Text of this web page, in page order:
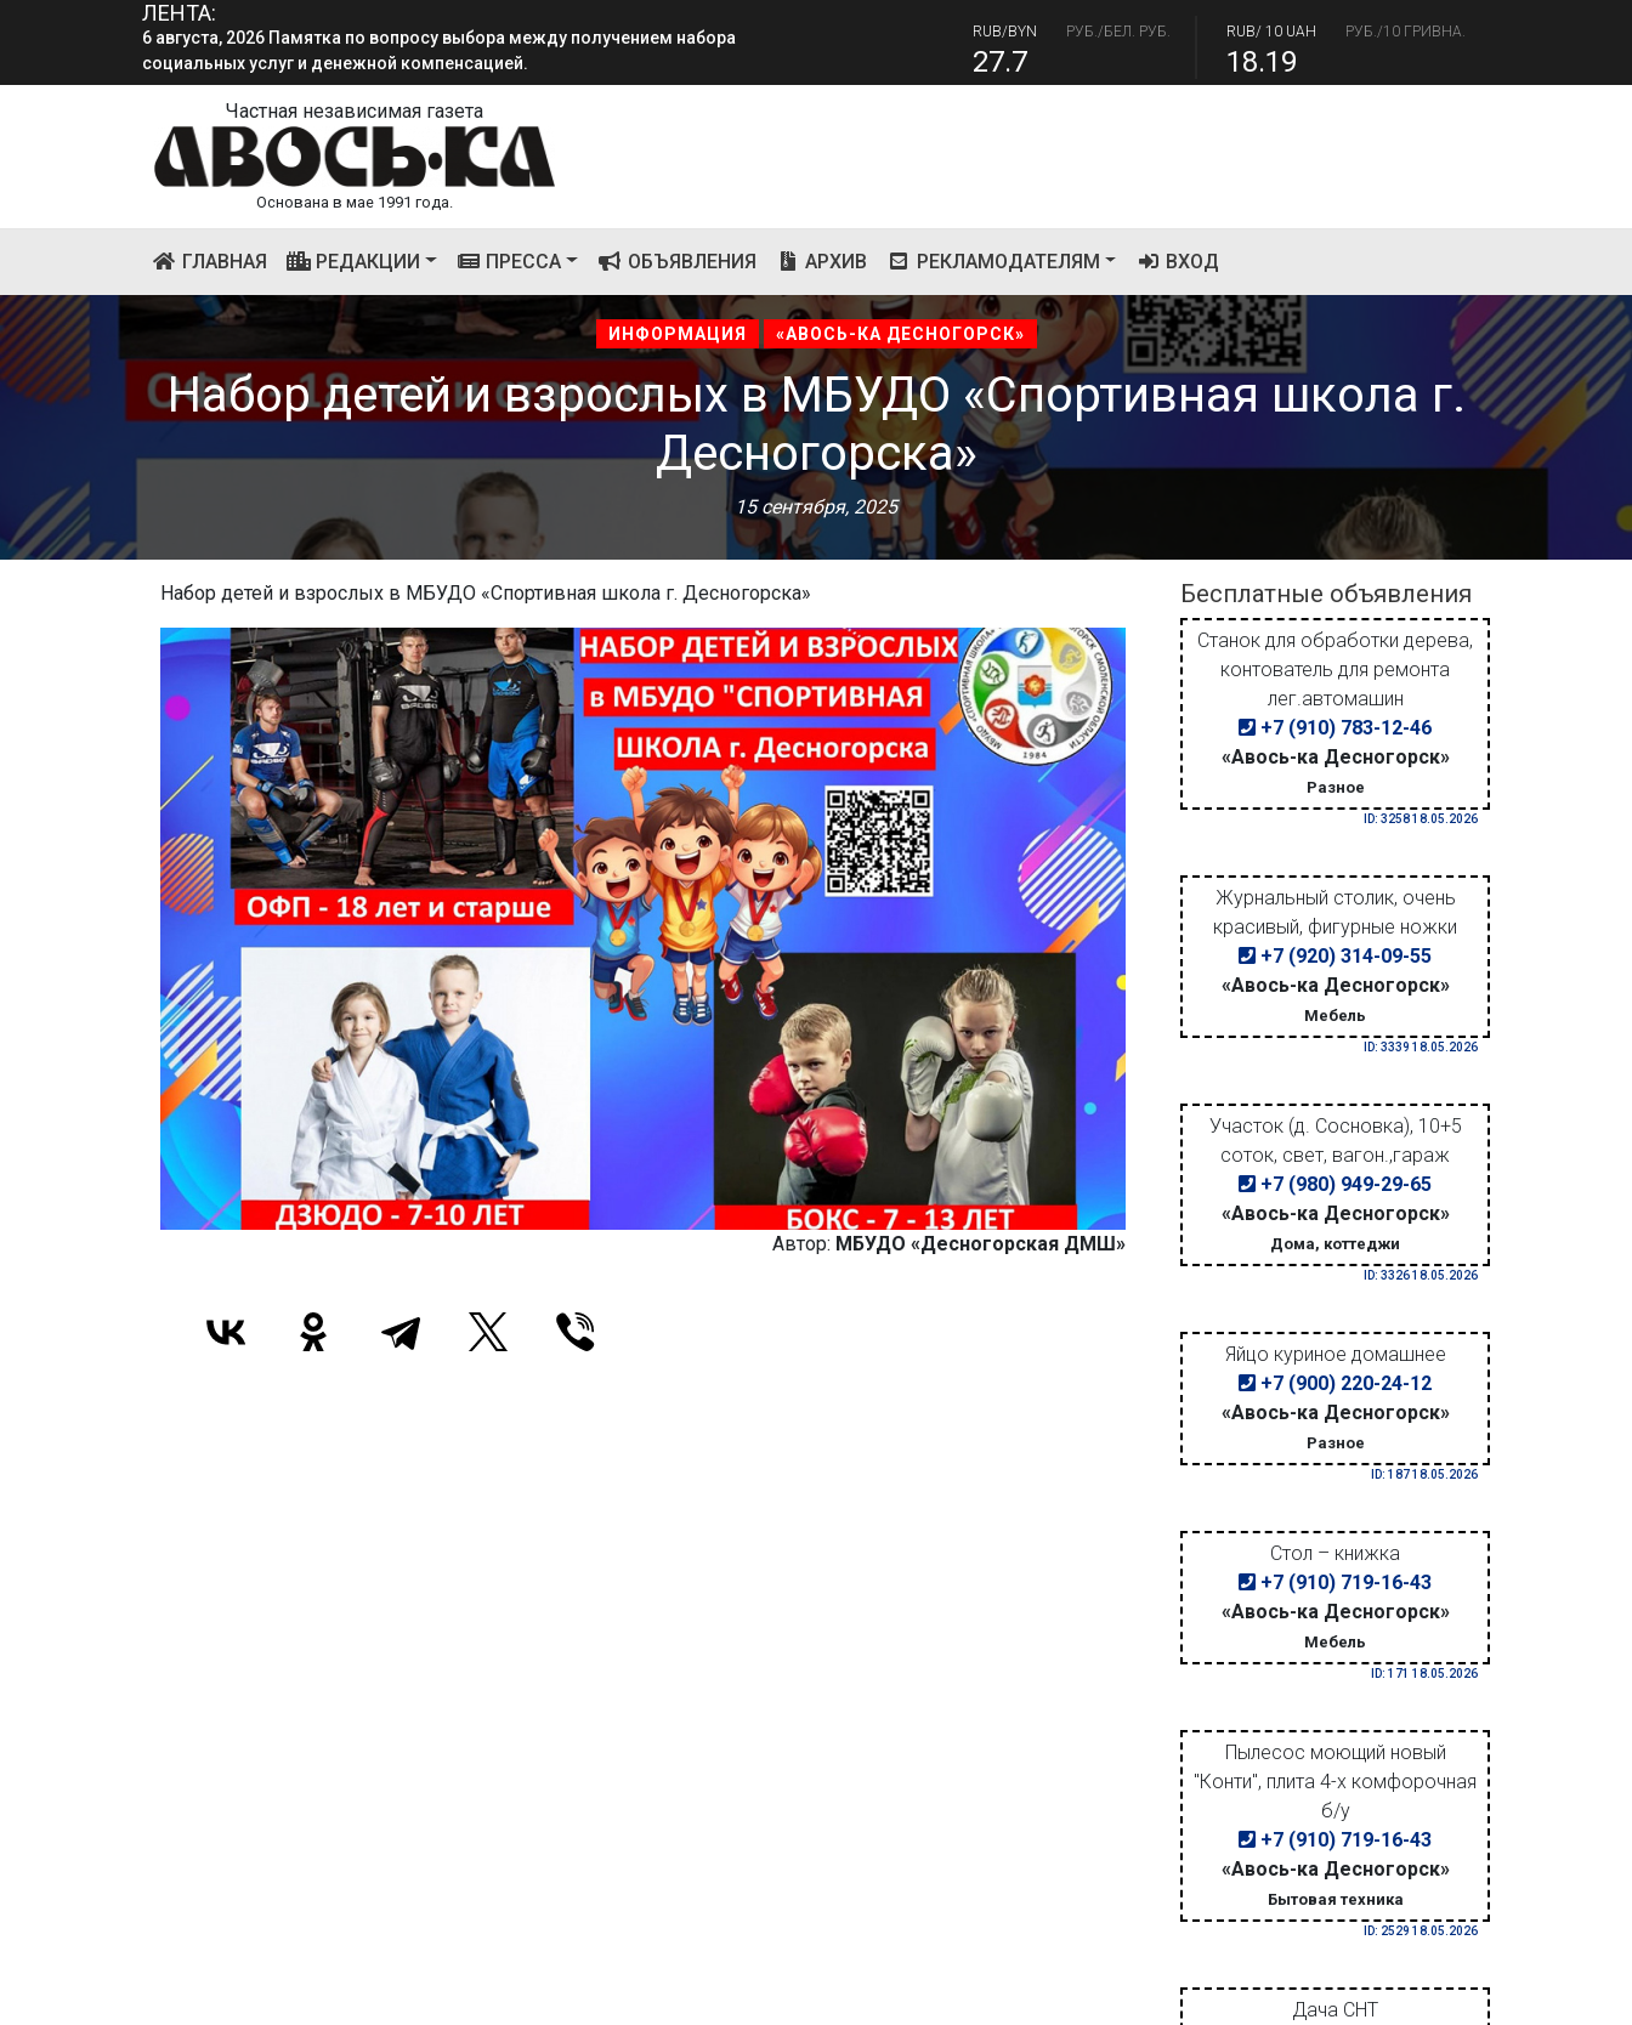
ЛЕНТА:
4 августа, 2026 «Мы встретимся снова!!!»: как завершилась вторая лагерная
6 августа, 2026 Памятка по вопросу выбора между получением набора
социальных услуг и денежной компенсацией.
81.41 94.06
27.7 18.19
Частная независимая газета
Основана в мае 1991 года.
ГЛАВНАЯ(CURRENT)РЕДАКЦИИ ПРЕССА ОБЪЯВЛЕНИЯ АРХИВ РЕКЛАМОДАТЕЛЯМ ВХОД
ИНФОРМАЦИЯ «АВОСЬ-КА ДЕСНОГОРСК»
Набор детей и взрослых в МБУДО «Спортивная школа г.
Десногорска»
15 сентября, 2025
Набор детей и взрослых в МБУДО «Спортивная школа г. Десногорска»
Автор: МБУДО «Десногорская ДМШ»
Бесплатные объявления
Станок для обработки дерева,
контователь для ремонта
лег.автомашин
+7 (910) 783-12-46
«Авось-ка Десногорск»
Разное
ID: 3258 18.05.2026
Журнальный столик, очень
красивый, фигурные ножки
+7 (920) 314-09-55
«Авось-ка Десногорск»
Мебель
ID: 3339 18.05.2026
Участок (д. Сосновка), 10+5
соток, свет, вагон.,гараж
+7 (980) 949-29-65
«Авось-ка Десногорск»
Дома, коттеджи
ID: 3326 18.05.2026
Яйцо куриное домашнее
+7 (900) 220-24-12
«Авось-ка Десногорск»
Разное
ID: 187 18.05.2026
Стол – книжка
+7 (910) 719-16-43
«Авось-ка Десногорск»
Мебель
ID: 171 18.05.2026
Пылесос моющий новый
"Конти", плита 4-х комфорочная
б/у
+7 (910) 719-16-43
«Авось-ка Десногорск»
Бытовая техника
ID: 2529 18.05.2026
Дача СНТ